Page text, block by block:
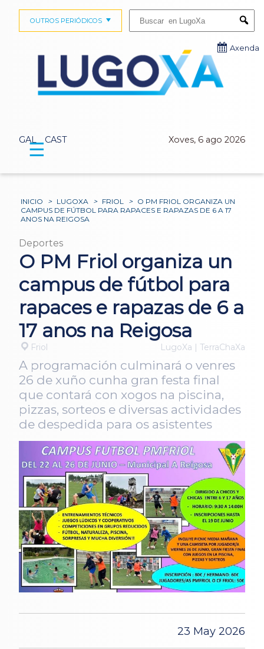
GAL CAST Xoves, 6 ago 2026
OUTROS PERIÓDICOS
Axenda
☰
INICIO > LUGOXA > FRIOL > O PM FRIOL ORGANIZA UN
CAMPUS DE FÚTBOL PARA RAPACES E RAPAZAS DE 6 A 17
ANOS NA REIGOSA
Deportes
O PM Friol organiza un
campus de fútbol para
rapaces e rapazas de 6 a
17 anos na Reigosa
Friol LugoXa | TerraChaXa
A programación culminará o venres
26 de xuño cunha gran festa final
que contará con xogos na piscina,
pizzas, sorteos e diversas actividades
de despedida para os asistentes
23 May 2026